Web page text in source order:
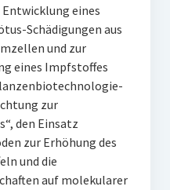
Entwicklung eines
Schädigungen aus
und zur
eines Impfstoffes
zur
den Einsatz
zur Erhöhung des
und die
auf molekularer